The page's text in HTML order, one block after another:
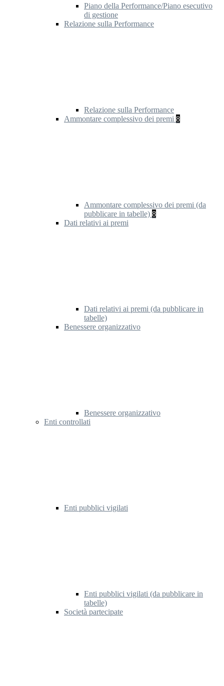
Piano della Performance/Piano esecutivo
di gestione
Relazione sulla Performance
Relazione sulla Performance
Ammontare complessivo dei premi 8
Ammontare complessivo dei premi (da
pubblicare in tabelle) 8
Dati relativi ai premi
Dati relativi ai premi (da pubblicare in
tabelle)
Benessere organizzativo
Benessere organizzativo
Enti controllati
Enti pubblici vigilati
Enti pubblici vigilati (da pubblicare in
tabelle)
Società partecipate